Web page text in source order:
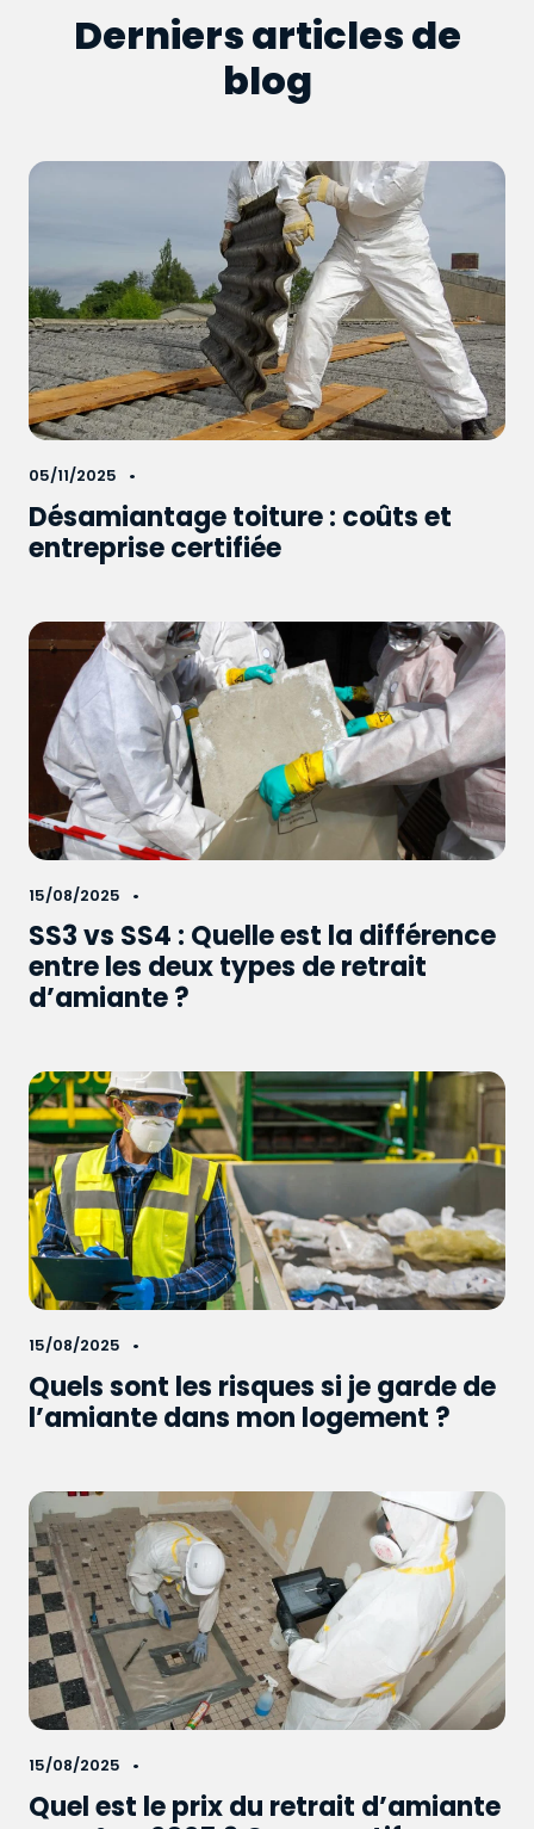
Derniers articles de
blog
05/11/2025
Désamiantage toiture : coûts et
entreprise certifiée
15/08/2025
SS3 vs SS4 : Quelle est la différence
entre les deux types de retrait
d’amiante ?
15/08/2025
Quels sont les risques si je garde de
l’amiante dans mon logement ?
15/08/2025
Quel est le prix du retrait d’amiante